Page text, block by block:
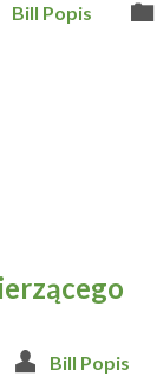
Bill Popis
Bill Popis